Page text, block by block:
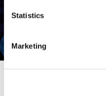
e
Statistics
Marketing
Inturotel Sa Marina